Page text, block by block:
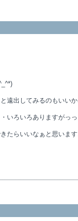
遠出してみるのもいいか
いろいろありますがっっ
たらいいなぁと思います